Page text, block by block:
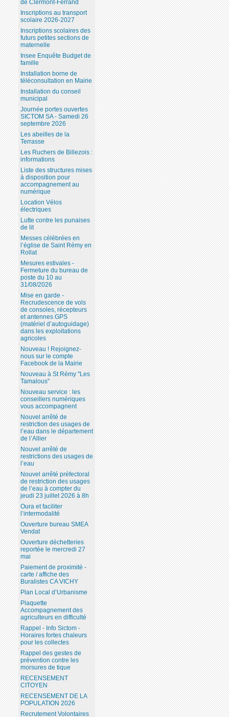
de Clermont-Ferrand
Inscriptions au transport
scolaire 2026-2027
Inscriptions scolaires des
futurs petites sections de
maternelle
Insee Enquête Budget de
famille
Installation borne de
téléconsultation en Mairie
Installation du conseil
municipal
Journée portes ouvertes
SICTOM SA - Samedi 26
septembre 2026
Les abeilles de la
Terrasse
Les Ruchers de Billezois :
informations
Liste des structures mises
à disposition pour
accompagnement au
numérique
Location Vélos
électriques
Lutte contre les punaises
de lit
Messes célébrées en
l’église de Saint Rémy en
Rollat
Mesures estivales -
Fermeture du bureau de
poste du 10 au
31/08/2026
Mise en garde -
Recrudescence de vols
de consoles, récepteurs
et antennes GPS
(matériel d’autoguidage)
dans les exploitations
agricoles
Nouveau ! Rejoignez-
nous sur le compte
Facebook de la Mairie
Nouveau à St Rémy "Les
Tamalous"
Nouveau service : les
conseillers numériques
vous accompagnent
Nouvel arrêté de
restriction des usages de
l’eau dans le département
de l’Allier
Nouvel arrêté de
restrictions des usages de
l’eau
Nouvel arrêté préfectoral
de restriction des usages
de l’eau à compter du
jeudi 23 juillet 2026 à 8h
Oura et faciliter
l’intermodalité
Ouverture bureau SMEA
Vendat
Ouverture déchetteries
reportée le mercredi 27
mai
Paiement de proximité -
carte / affiche des
Buralistes CA VICHY
Plan Local d’Urbanisme
Plaquette
Accompagnement des
agriculteurs en difficulté
Rappel - Info Sictom -
Horaires fortes chaleurs
pour les collectes
Rappel des gestes de
prévention contre les
morsures de tique
RECENSEMENT
CITOYEN
RECENSEMENT DE LA
POPULATION 2026
Recrutement Volontaires